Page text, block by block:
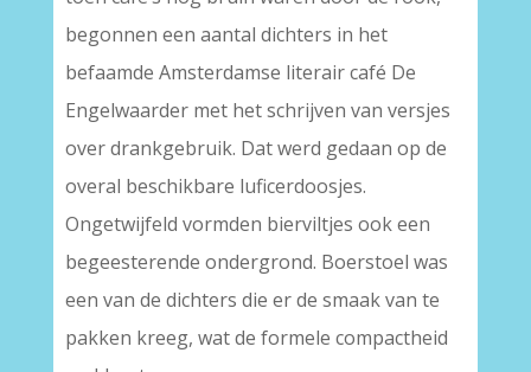
begonnen een aantal dichters in het
befaamde Amsterdamse literair café De
Engelwaarder met het schrijven van versjes
over drankgebruik. Dat werd gedaan op de
overal beschikbare luficerdoosjes.
Ongetwijfeld vormden bierviltjes ook een
begeesterende ondergrond. Boerstoel was
een van de dichters die er de smaak van te
pakken kreeg, wat de formele compactheid